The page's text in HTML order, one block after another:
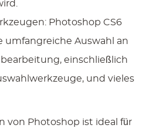
Photoshop CS6
umfangreiche Auswahl an
einschließlich
und vieles
von Photoshop ist ideal für